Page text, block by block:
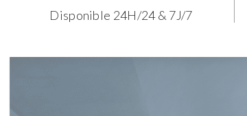
Disponible 24H/24 & 7J/7